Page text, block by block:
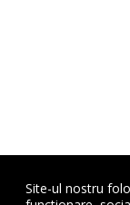
Site-ul nostru